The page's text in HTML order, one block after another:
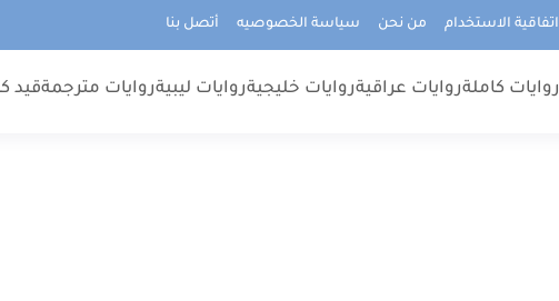
اتفاقية الاستخدام من نحن سياسة الخصوصيه أتصل بنا
روايات كاملةروايات عراقيةروايات خليجيةروايات ليبيةروايات مترجمةقيد